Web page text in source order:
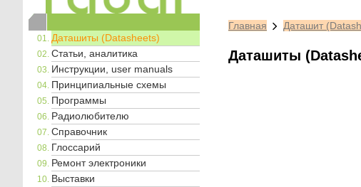
Даташиты (Datasheets)
Статьи, аналитика
Инструкции, user manuals
Принципиальные схемы
Программы
Радиолюбителю
Справочник
Глоссарий
Ремонт электроники
Выставки
Главная Даташит
Даташиты